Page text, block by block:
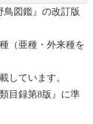
鳥図鑑』の改訂版
（亜種・外来種を
しています。
目録第8版』に準